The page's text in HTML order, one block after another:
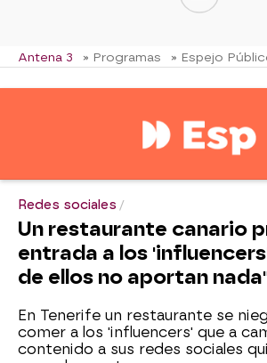
Antena 3 » Programas » Espejo